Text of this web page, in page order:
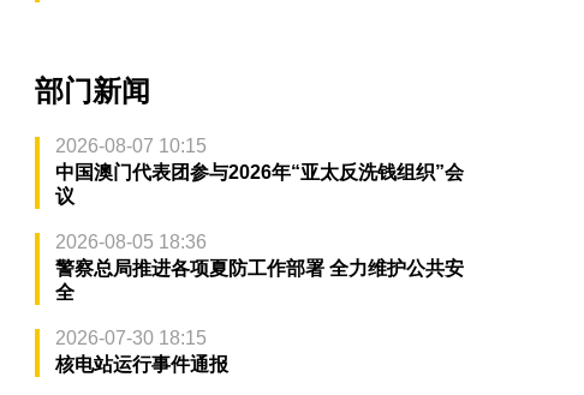
部门新闻
2026-08-07 10:15
中国澳门代表团参与2026年“亚太反洗钱组织”会
议
2026-08-05 18:36
警察总局推进各项夏防工作部署 全力维护公共安
全
2026-07-30 18:15
核电站运行事件通报